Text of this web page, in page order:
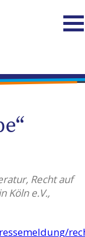
Recht auf
Köln e.V.,